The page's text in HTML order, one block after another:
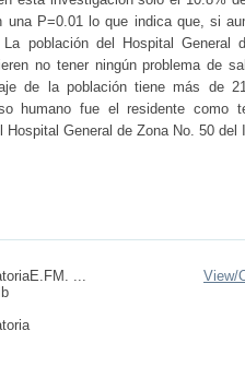
una P=0.01 lo que indica que, si
La población del Hospital
no tener ningún problema de
de la población tiene más de
humano fue el residente como
General de Zona No. 50 del
...
View/